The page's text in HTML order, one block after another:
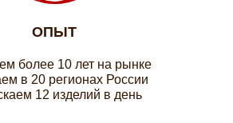
ОПЫТ
более 10 лет на рынке
в 20 регионах России
12 изделий в день